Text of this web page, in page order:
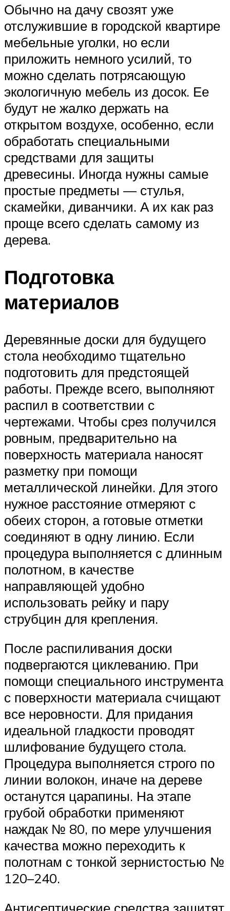
Обычно на дачу свозят уже
отслужившие в городской квартире
мебельные уголки, но если
приложить немного усилий, то
можно сделать потрясающую
экологичную мебель из досок. Ее
будут не жалко держать на
открытом воздухе, особенно, если
обработать специальными
средствами для защиты
древесины. Иногда нужны самые
простые предметы — стулья,
скамейки, диванчики. А их как раз
проще всего сделать самому из
дерева.
Подготовка
материалов
Деревянные доски для будущего
стола необходимо тщательно
подготовить для предстоящей
работы. Прежде всего, выполняют
распил в соответствии с
чертежами. Чтобы срез получился
ровным, предварительно на
поверхность материала наносят
разметку при помощи
металлической линейки. Для этого
нужное расстояние отмеряют с
обеих сторон, а готовые отметки
соединяют в одну линию. Если
процедура выполняется с длинным
полотном, в качестве
направляющей удобно
использовать рейку и пару
струбцин для крепления.
После распиливания доски
подвергаются циклеванию. При
помощи специального инструмента
с поверхности материала счищают
все неровности. Для придания
идеальной гладкости проводят
шлифование будущего стола.
Процедура выполняется строго по
линии волокон, иначе на дереве
останутся царапины. На этапе
грубой обработки применяют
наждак № 80, по мере улучшения
качества можно переходить к
полотнам с тонкой зернистостью №
120–240.